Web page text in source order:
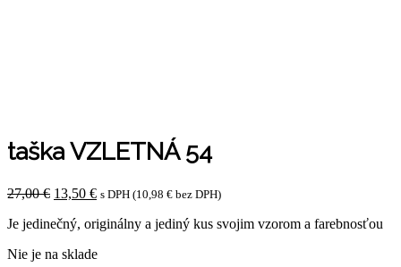
taška VZLETNÁ 54
27,00€ Original
was:
13,50 €Current
is:
s DPH (10,98 € bez DPH)
Je jedinečný, originálny a jediný kus svojim vzorom a farebnosťou
Nie je na sklade